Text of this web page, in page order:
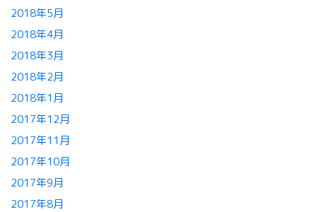
2018年5月
2018年4月
2018年3月
2018年2月
2018年1月
2017年12月
2017年11月
2017年10月
2017年9月
2017年8月